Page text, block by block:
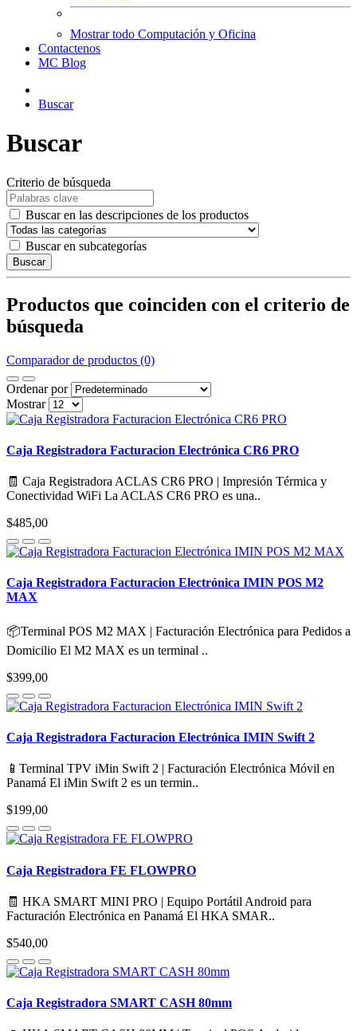
Mostrar todo Computación y Oficina
Contactenos
MC Blog
Buscar
Buscar
Criterio de búsqueda
Buscar en las descripciones de los productos
Buscar en subcategorías
Buscar
Productos que coinciden con el criterio de
búsqueda
Comparador de productos (0)
Ordenar por
Mostrar
Caja Registradora Facturacion Electrónica CR6 PRO
🧾 Caja Registradora ACLAS CR6 PRO | Impresión Térmica y
Conectividad WiFi La ACLAS CR6 PRO es una..
$485,00
Caja Registradora Facturacion Electrónica IMIN POS M2
MAX
📦Terminal POS M2 MAX | Facturación Electrónica para Pedidos a
Domicilio El M2 MAX es un terminal ..
$399,00
Caja Registradora Facturacion Electrónica IMIN Swift 2
📱Terminal TPV iMin Swift 2 | Facturación Electrónica Móvil en
Panamá El iMin Swift 2 es un termin..
$199,00
Caja Registradora FE FLOWPRO
🧾 HKA SMART MINI PRO | Equipo Portátil Android para
Facturación Electrónica en Panamá El HKA SMAR..
$540,00
Caja Registradora SMART CASH 80mm